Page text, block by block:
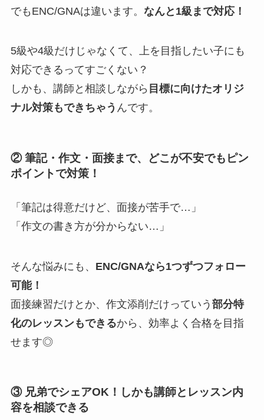
でもENC/GNAは違います。 なんと1級まで対応！
5級や4級だけじゃなくて、上を目指したい子にも
対応できるってすごくない？
しかも、講師と相談しながら 目標に向けたオリジ
ナル対策もできちゃう んです。
② 筆記・作文・面接まで、どこが不安でもピン
ポイントで対策！
「筆記は得意だけど、面接が苦手で…」
「作文の書き方が分からない…」
そんな悩みにも、 ENC/GNAなら1つずつフォロー
可能！
面接練習だけとか、作文添削だけっていう 部分特
化のレッスンもできるから、効率よく合格を目指
せます◎
③ 兄弟でシェアOK！しかも講師とレッスン内
容を相談できる